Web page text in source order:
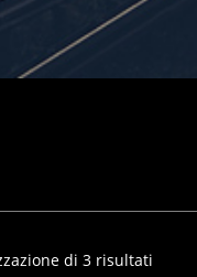
di 3 risultati